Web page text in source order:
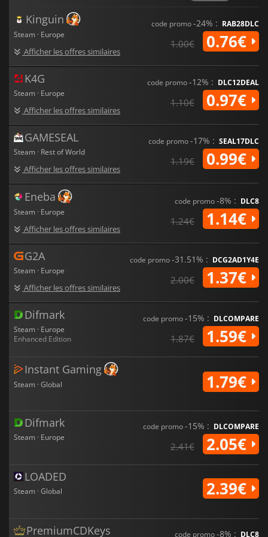
Kinguin
Steam · Europe
Afficher les offres similaires
code promo-24% : RAB28DLC
1.00€ 0.76€
K4G
Steam · Europe
Afficher les offres similaires
code promo-12% : DLC12DEAL
1.10€ 0.97€
GAMESEAL
Steam · Rest of World
Afficher les offres similaires
code promo-17% : SEAL17DLC
1.19€ 0.99€
Eneba
Steam · Europe
Afficher les offres similaires
code promo-8% : DLC8
1.24€ 1.14€
G2A
Steam · Europe
Afficher les offres similaires
code promo-31.51% : DCG2AD1Y4E
2.00€ 1.37€
Difmark
Steam · Europe
Enhanced Edition
code promo-15% : DLCOMPARE
1.87€ 1.59€
Instant Gaming
Steam · Global 1.79€
Difmark
Steam · Europe
code promo-15% : DLCOMPARE
2.41€ 2.05€
LOADED
Steam · Global 2.39€
PremiumCDKeys code promo-8% : DLC8